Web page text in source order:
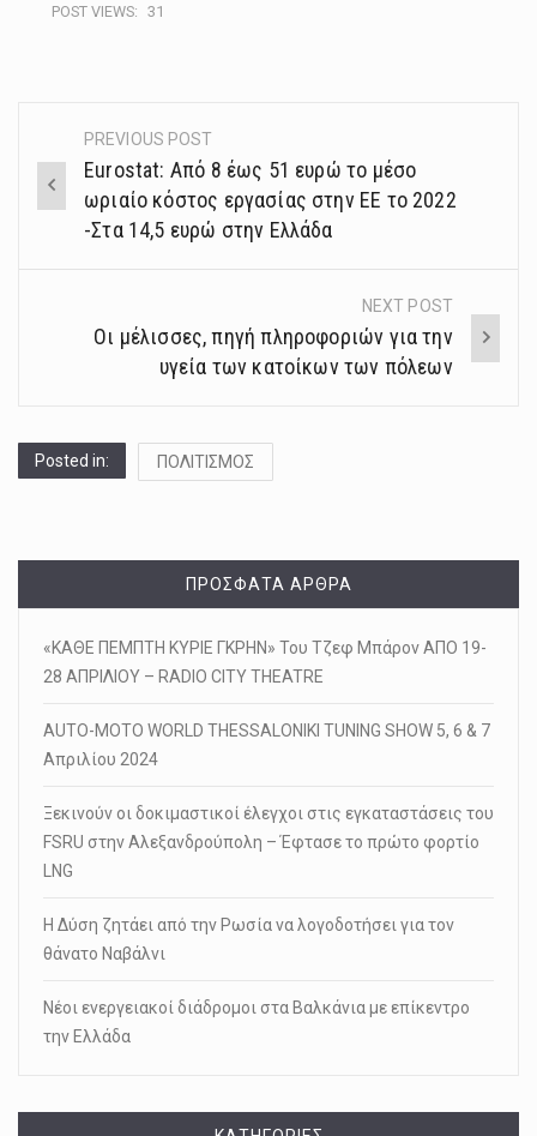
POST VIEWS: 31
Post
navigation
PREVIOUS POST
Eurostat: Από 8 έως 51 ευρώ το μέσο
ωριαίο κόστος εργασίας στην ΕΕ το 2022
-Στα 14,5 ευρώ στην Ελλάδα
NEXT POST
Οι μέλισσες, πηγή πληροφοριών για την
υγεία των κατοίκων των πόλεων
Posted in: ΠΟΛΙΤΙΣΜΟΣ
ΠΡΌΣΦΑΤΑ ΆΡΘΡΑ
«ΚΑΘΕ ΠΕΜΠΤΗ ΚΥΡΙΕ ΓΚΡΗΝ» Του Τζεφ Μπάρον ΑΠΟ 19-
28 ΑΠΡΙΛΙΟΥ – RADIO CITY THEATRE
AUTO-MOTO WORLD THESSALONIKI TUNING SHOW 5, 6 & 7
Απριλίου 2024
Ξεκινούν οι δοκιμαστικοί έλεγχοι στις εγκαταστάσεις του
FSRU στην Αλεξανδρούπολη – Έφτασε το πρώτο φορτίο
LNG
Η Δύση ζητάει από την Ρωσία να λογοδοτήσει για τον
θάνατο Ναβάλνι
Νέοι ενεργειακοί διάδρομοι στα Βαλκάνια με επίκεντρο
την Ελλάδα